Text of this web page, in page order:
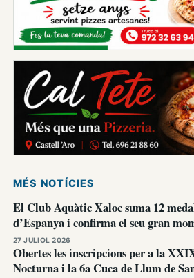
MÉS NOTÍCIES
El Club Aquàtic Xaloc suma 12
d’Espanya i confirma el seu gran
27 JULIOL 2026
Obertes les inscripcions per a la
Nocturna i la 6a Cuca de Llum de